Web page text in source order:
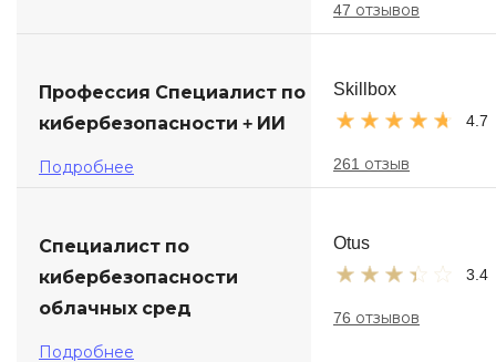
47 отзывов
Профессия Специалист по
кибербезопас­но­сти + ИИ
Подробнее
Skillbox
4.7
261 отзыв
Специалист по
кибербезопасности
облачных сред
Подробнее
Otus
3.4
76 отзывов